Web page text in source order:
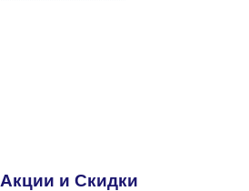
Акции и Скидки